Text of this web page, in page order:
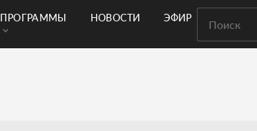
ПРОГРАММЫ НОВОСТИ ЭФИР